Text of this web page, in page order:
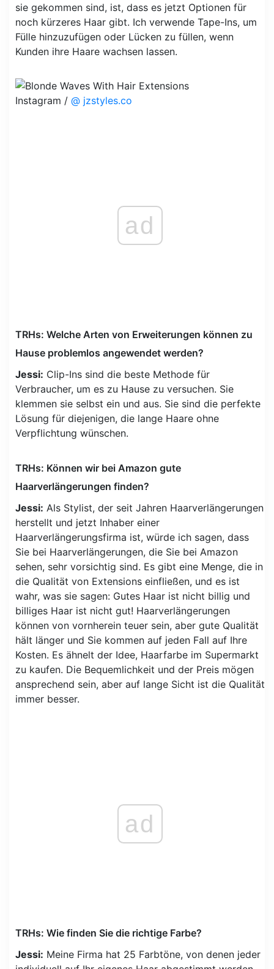
sie gekommen sind, ist, dass es jetzt Optionen für
noch kürzeres Haar gibt. Ich verwende Tape-Ins, um
Fülle hinzuzufügen oder Lücken zu füllen, wenn
Kunden ihre Haare wachsen lassen.
Instagram / @ jzstyles.co
ad
TRHs: Welche Arten von Erweiterungen können zu
Hause problemlos angewendet werden?
Jessi: Clip-Ins sind die beste Methode für
Verbraucher, um es zu Hause zu versuchen. Sie
klemmen sie selbst ein und aus. Sie sind die perfekte
Lösung für diejenigen, die lange Haare ohne
Verpflichtung wünschen.
TRHs: Können wir bei Amazon gute
Haarverlängerungen finden?
Jessi: Als Stylist, der seit Jahren Haarverlängerungen
herstellt und jetzt Inhaber einer
Haarverlängerungsfirma ist, würde ich sagen, dass
Sie bei Haarverlängerungen, die Sie bei Amazon
sehen, sehr vorsichtig sind. Es gibt eine Menge, die in
die Qualität von Extensions einfließen, und es ist
wahr, was sie sagen: Gutes Haar ist nicht billig und
billiges Haar ist nicht gut! Haarverlängerungen
können von vornherein teuer sein, aber gute Qualität
hält länger und Sie kommen auf jeden Fall auf Ihre
Kosten. Es ähnelt der Idee, Haarfarbe im Supermarkt
zu kaufen. Die Bequemlichkeit und der Preis mögen
ansprechend sein, aber auf lange Sicht ist die Qualität
immer besser.
ad
TRHs: Wie finden Sie die richtige Farbe?
Jessi: Meine Firma hat 25 Farbtöne, von denen jeder